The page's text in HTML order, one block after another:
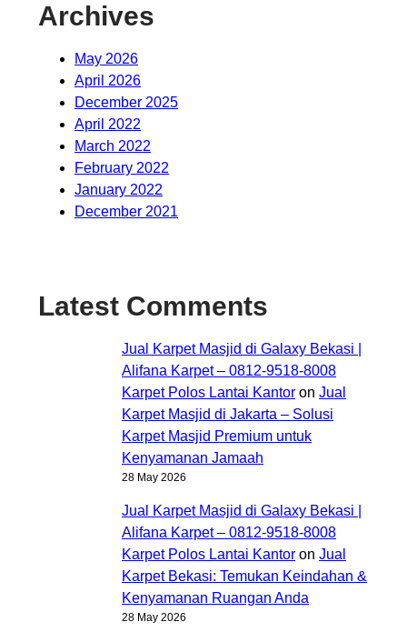
Archives
May 2026
April 2026
December 2025
April 2022
March 2022
February 2022
January 2022
December 2021
Latest Comments
Jual Karpet Masjid di Galaxy Bekasi |
Alifana Karpet – 0812-9518-8008
Karpet Polos Lantai Kantor on Jual
Karpet Masjid di Jakarta – Solusi
Karpet Masjid Premium untuk
Kenyamanan Jamaah
28 May 2026
Jual Karpet Masjid di Galaxy Bekasi |
Alifana Karpet – 0812-9518-8008
Karpet Polos Lantai Kantor on Jual
Karpet Bekasi: Temukan Keindahan &
Kenyamanan Ruangan Anda
28 May 2026